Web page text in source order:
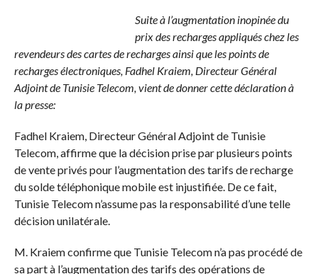
Suite à l’augmentation inopinée du
prix des recharges appliqués chez les
revendeurs des cartes de recharges ainsi que les points de
recharges électroniques, Fadhel Kraiem, Directeur Général
Adjoint de Tunisie Telecom, vient de donner cette déclaration à
la presse:
Fadhel Kraiem, Directeur Général Adjoint de Tunisie
Telecom, affirme que la décision prise par plusieurs points
de vente privés pour l’augmentation des tarifs de recharge
du solde téléphonique mobile est injustifiée. De ce fait,
Tunisie Telecom n’assume pas la responsabilité d’une telle
décision unilatérale.
M. Kraiem confirme que Tunisie Telecom n’a pas procédé de
sa part à l’augmentation des tarifs des opérations de